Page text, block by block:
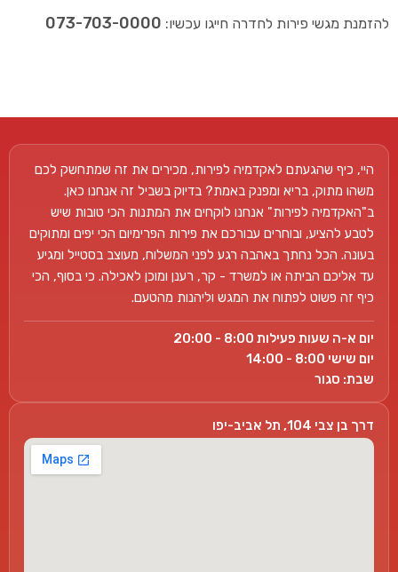
להזמנת מגשי פירות לחדרה חייגו עכשיו: 073-703-0000
היי, כיף שהגעתם לאקדמיה לפירות, מכירים את זה שמתחשק לכם
משהו מתוק, בריא ומפנק באמת? בדיוק בשביל זה אנחנו כאן.
ב"האקדמיה לפירות" אנחנו לוקחים את המתנות הכי טובות שיש
לטבע להציע, ובוחרים עבורכם את פירות הפרימיום הכי יפים ומתוקים
בעונה. הכל נחתך באהבה רגע לפני המשלוח, מעוצב בסטייל ומגיע
עד אליכם הביתה או למשרד - קר, רענן ומוכן לאכילה. כי בסוף, הכי
כיף זה פשוט לפתוח את המגש וליהנות מהטעם.
יום א-ה שעות פעילות 8:00 - 20:00
יום שישי 8:00 - 14:00
שבת: סגור
דרך בן צבי 104, תל אביב-יפו